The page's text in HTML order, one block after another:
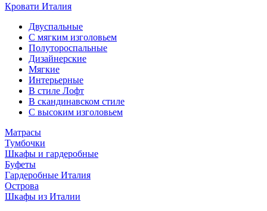
Кровати Италия
Двуспальные
С мягким изголовьем
Полутороспальные
Дизайнерские
Мягкие
Интерьерные
В стиле Лофт
В скандинавском стиле
С высоким изголовьем
Матрасы
Тумбочки
Шкафы и гардеробные
Буфеты
Гардеробные Италия
Острова
Шкафы из Италии